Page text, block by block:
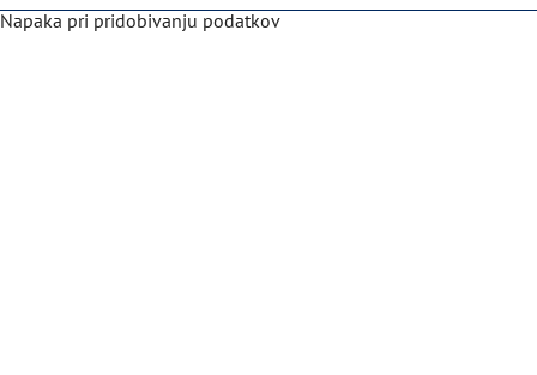
Napaka pri pridobivanju podatkov